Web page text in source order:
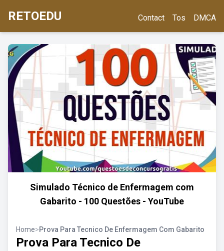
RETOEDU Contact Tos DMCA
Simulado Técnico de Enfermagem com
Gabarito - 100 Questões - YouTube
Home>Prova Para Tecnico De Enfermagem Com Gabarito
Prova Para Tecnico De